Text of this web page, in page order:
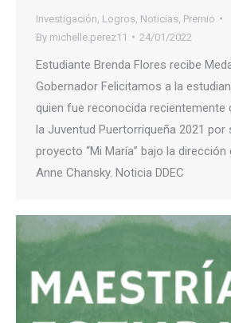
Investigación Logros Noticias Premio
By michelle.perez11 24/01/2022
Estudiante Brenda Flores recibe
Gobernador Felicitamos a la
quien fue reconocida recientemente
la Juventud Puertorriqueña 2021
proyecto “Mi María” bajo la dirección
Anne Chansky. Noticia DDEC